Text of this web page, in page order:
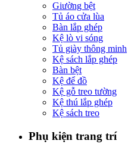
Giường bệt
Tủ áo cửa lùa
Bàn lắp ghép
Kệ lò vi sóng
Tủ giày thông minh
Kệ sách lắp ghép
Bàn bệt
Kệ để đồ
Kệ gỗ treo tường
Kệ thú lắp ghép
Kệ sách treo
Phụ kiện trang trí